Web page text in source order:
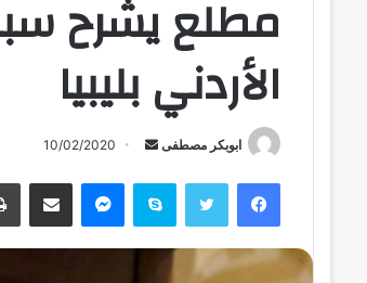
مطلع يشرح
الأردني بليبيا
ابوبكر مصطفى
أ
ب
10/02/2020
فيسبوك تويتر سكايب ماسنجر مشاركة عبر البريد